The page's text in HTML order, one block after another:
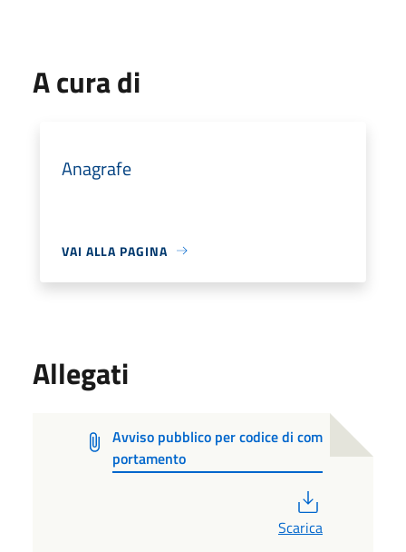
A cura di
Anagrafe
VAI ALLA PAGINA
Allegati
Avviso pubblico per codice di com
portamento
Scarica